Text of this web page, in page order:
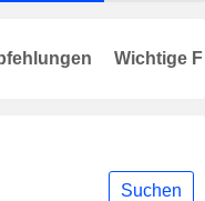
Suchen
Wichtige